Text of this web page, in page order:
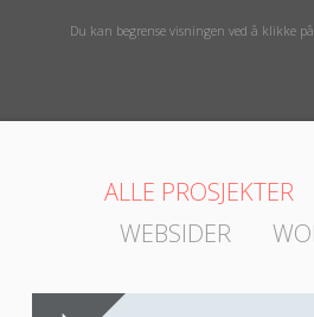
Du kan begrense visningen ved å klikke
ALLE PROSJEKTER
WEBSIDER